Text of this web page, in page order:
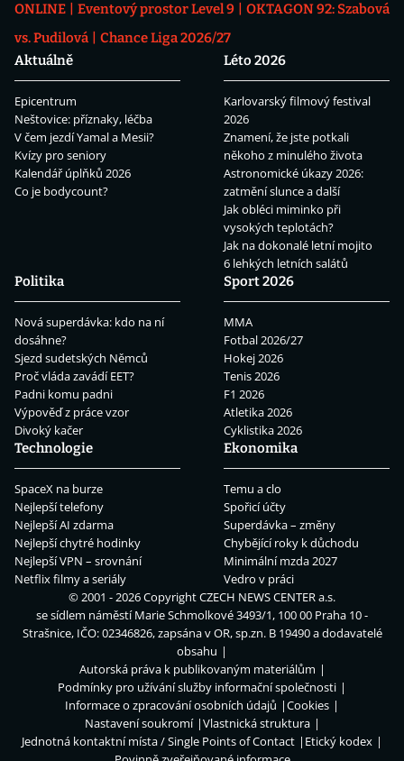
ONLINE
Eventový prostor Level 9
OKTAGON 92: Szabová
vs. Pudilová
Chance Liga 2026/27
Aktuálně
Epicentrum
Neštovice: příznaky, léčba
V čem jezdí Yamal a Mesii?
Kvízy pro seniory
Kalendář úplňků 2026
Co je bodycount?
Léto 2026
Karlovarský filmový festival
2026
Znamení, že jste potkali
někoho z minulého života
Astronomické úkazy 2026:
zatmění slunce a další
Jak obléci miminko při
vysokých teplotách?
Jak na dokonalé letní mojito
6 lehkých letních salátů
Politika
Nová superdávka: kdo na ní
dosáhne?
Sjezd sudetských Němců
Proč vláda zavádí EET?
Padni komu padni
Výpověď z práce vzor
Divoký kačer
Sport 2026
MMA
Fotbal 2026/27
Hokej 2026
Tenis 2026
F1 2026
Atletika 2026
Cyklistika 2026
Technologie
SpaceX na burze
Nejlepší telefony
Nejlepší AI zdarma
Nejlepší chytré hodinky
Nejlepší VPN – srovnání
Netflix filmy a seriály
Ekonomika
Temu a clo
Spořicí účty
Superdávka – změny
Chybějící roky k důchodu
Minimální mzda 2027
Vedro v práci
© 2001 - 2026 CopyrightCZECH NEWS CENTER a.s.
se sídlem náměstí Marie Schmolkové 3493/1, 100 00 Praha 10 -
Strašnice, IČO: 02346826, zapsána v OR, sp.zn. B 19490 a dodavatelé
obsahu
Autorská práva k publikovaným materiálům
Podmínky pro užívání služby informační společnosti
Informace o zpracování osobních údajů
Cookies
Nastavení soukromí
Vlastnická struktura
Jednotná kontaktní místa / Single Points of Contact
Etický kodex